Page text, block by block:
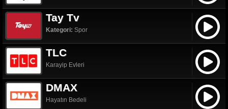
Tay Tv
Kategori: Spor
TLC
Karayip Evleri
DMAX
Hayatın Bedeli